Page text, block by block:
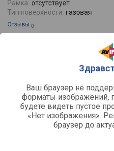
Ваш браузер не
форматы изображений,
будете видеть пустое
«Нет изображения».
браузер до
Рамка: отсутствует
Тип поверхности: газовая
Отзывы 0